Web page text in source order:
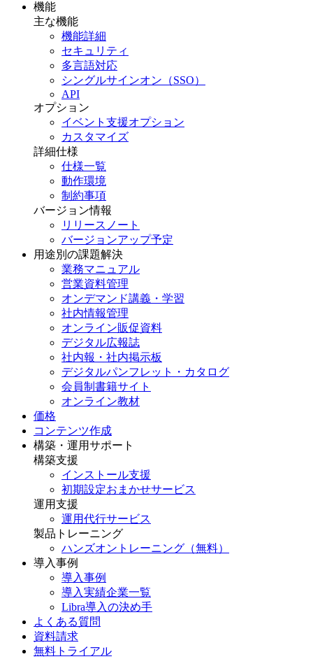
機能
主な機能
機能詳細
セキュリティ
多言語対応
シングルサインオン（SSO）
API
オプション
イベント支援オプション
カスタマイズ
詳細仕様
仕様一覧
動作環境
制約事項
バージョン情報
リリースノート
バージョンアップ予定
用途別の課題解決
業務マニュアル
営業資料管理
オンデマンド講義・学習
社内情報管理
オンライン販促資料
デジタル広報誌
社内報・社内掲示板
デジタルパンフレット・カタログ
会員制書籍サイト
オンライン教材
価格
コンテンツ作成
構築・運用サポート
構築支援
インストール支援
初期設定おまかせサービス
運用支援
運用代行サービス
製品トレーニング
ハンズオントレーニング（無料）
導入事例
導入事例
導入実績企業一覧
Libra導入の決め手
よくある質問
資料請求
無料トライアル